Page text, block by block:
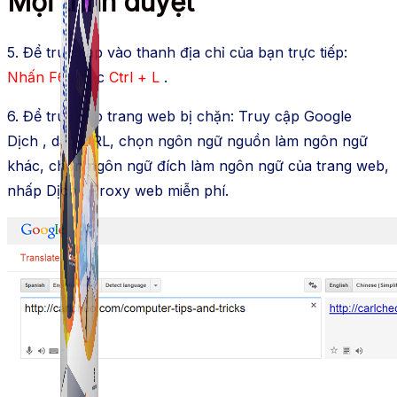
Simple Tikdown
Công cụ giúp bạn tải video Tiktok không có logo
nhanh chóng.
5. Để truy cập vào thanh địa chỉ của bạn trực tiếp:
Nhấn F6hoặc Ctrl + L .
6. Để truy cập trang web bị chặn: Truy cập Google
Dịch , dán URL, chọn ngôn ngữ nguồn làm ngôn ngữ
khác, chọn ngôn ngữ đích làm ngôn ngữ của trang web,
nhấp Dịch . Proxy web miễn phí.